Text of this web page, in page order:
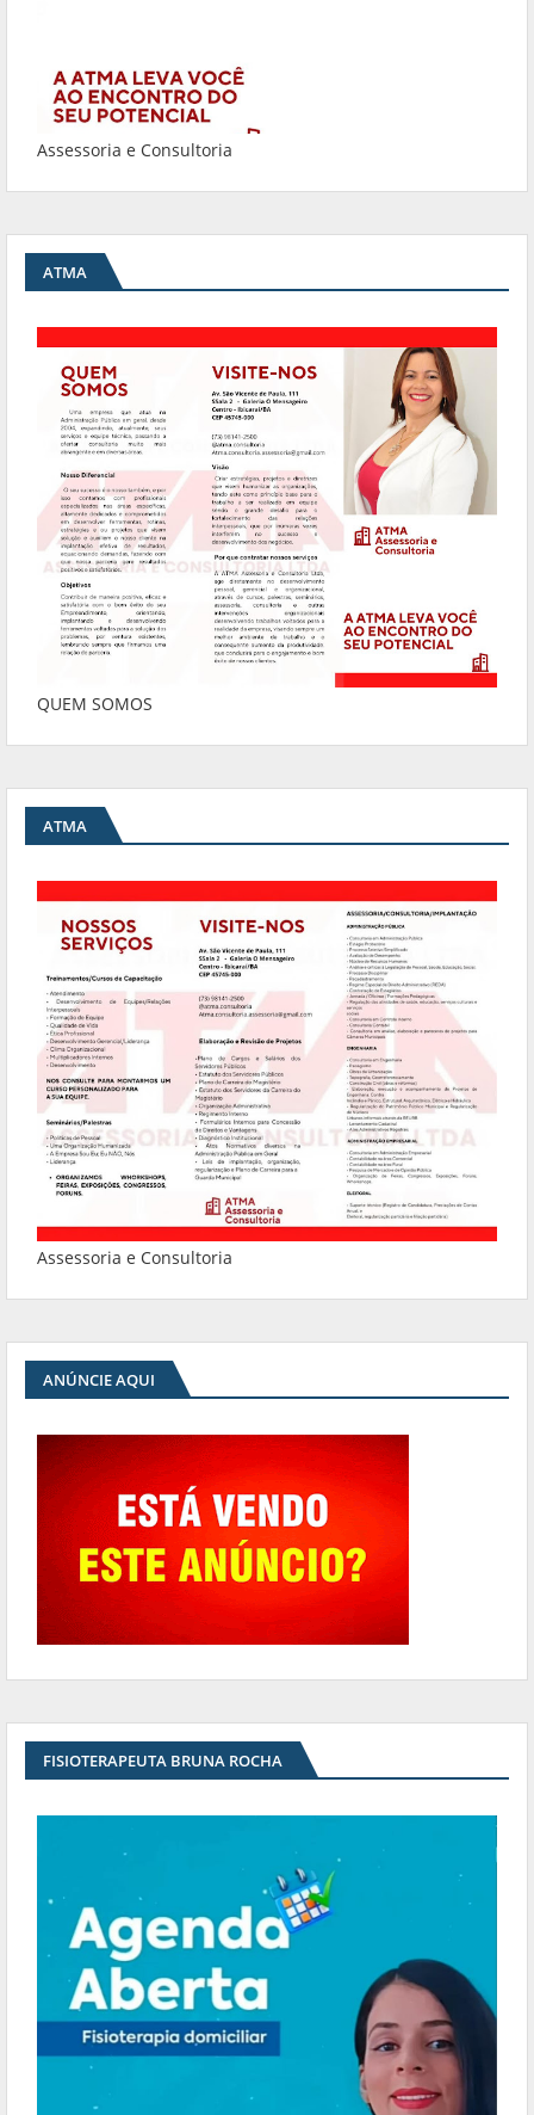
Assessoria e Consultoria
ATMA
QUEM SOMOS
ATMA
Assessoria e Consultoria
ANÚNCIE AQUI
FISIOTERAPEUTA BRUNA ROCHA